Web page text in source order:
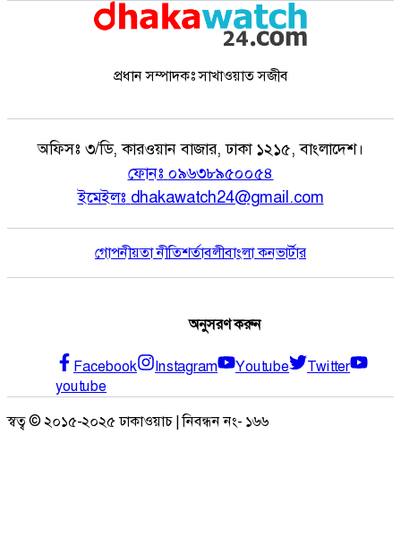
প্রধান সম্পাদকঃ সাখাওয়াত সজীব
অফিসঃ ৩/ডি, কারওয়ান বাজার, ঢাকা ১২১৫, বাংলাদেশ।
ফোনঃ ০৯৬৩৮৯৫০০৫৪
ইমেইলঃ dhakawatch24@gmail.com
গোপনীয়তা নীতিশর্তাবলীবাংলা কনভার্টার
অনুসরণ করুন
Facebook Instagram Youtube
Twitter
youtube
স্বত্ব © ২০১৫-২০২৫ ঢাকাওয়াচ | নিবন্ধন নং- ১৬৬